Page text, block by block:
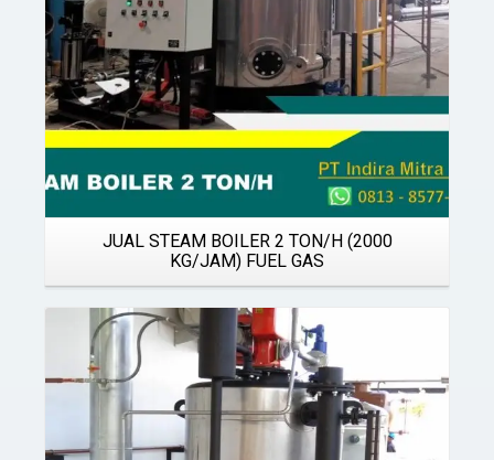
JUAL STEAM BOILER 2 TON/H (2000
KG/JAM) FUEL GAS
Details